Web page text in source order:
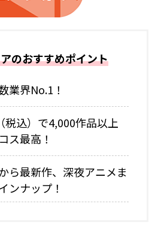
のおすすめポイント
業界No.1！
税込）で4,000作品以上
ス最高！
ら最新作、深夜アニメま
ンナップ！